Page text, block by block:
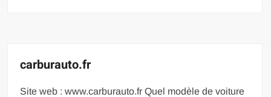
carburauto.fr
Site web : www.carburauto.fr Quel modèle de voiture